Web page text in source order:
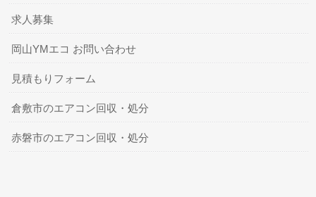
求人募集
岡山YMエコ お問い合わせ
見積もりフォーム
倉敷市のエアコン回収・処分
赤磐市のエアコン回収・処分